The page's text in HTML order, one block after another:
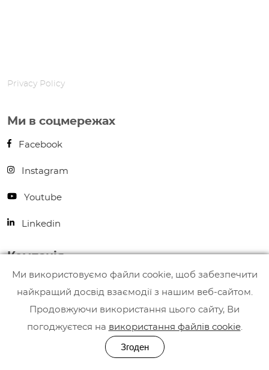
Privacy Policy
Ми в соцмережах
Facebook
Instagram
Youtube
Linkedin
Компанія
Наші ігри
Про нас
Вакансії
Ми використовуємо файли cookie, щоб забезпечити
найкращий досвід взаємодії з нашим веб-сайтом.
Продовжуючи використання цього сайту, Ви
погоджуєтеся на використання файлів cookie.
Згоден